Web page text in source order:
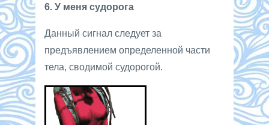
6. У меня судорога
Данный сигнал следует за
предъявлением определенной части
тела, сводимой судорогой.